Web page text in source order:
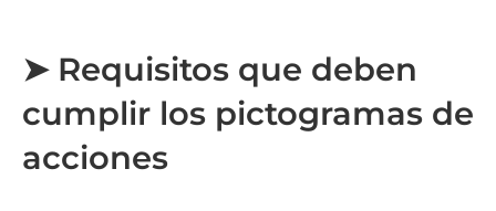
➤ Requisitos que deben
cumplir los pictogramas de
acciones